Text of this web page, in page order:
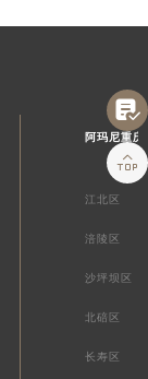
阿玛尼重
江北区
涪陵区
沙坪坝区
北碚区
长寿区

